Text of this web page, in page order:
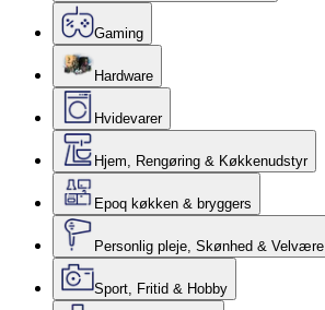
Gaming
Hardware
Hvidevarer
Hjem, Rengøring & Køkkenudstyr
Epoq køkken & bryggers
Personlig pleje, Skønhed & Velvære
Sport, Fritid & Hobby